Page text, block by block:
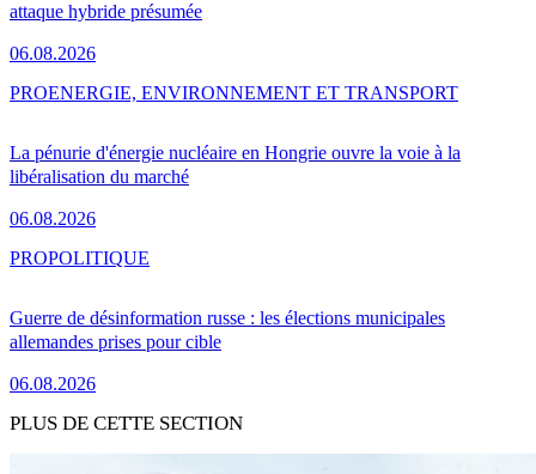
attaque hybride présumée
06.08.2026
La pénurie d'énergie nucléaire en Hongrie ouvre la voie à la
libéralisation du marché
06.08.2026
PROENERGIE, ENVIRONNEMENT ET TRANSPORT
Guerre de désinformation russe : les élections municipales
allemandes prises pour cible
06.08.2026
PROPOLITIQUE
PLUS DE CETTE SECTION